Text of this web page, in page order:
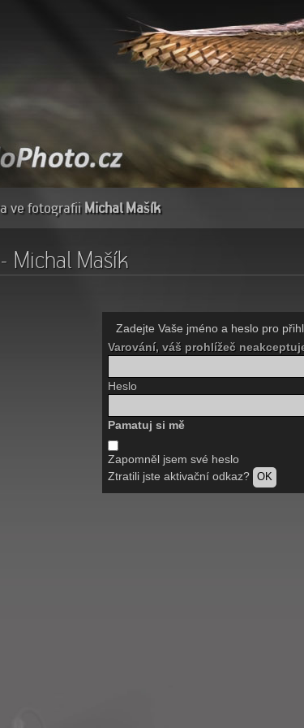
ve fotografiiMichal Mašík
Michal Mašík
Zadejte Vaše jméno a heslo pro
Varování, váš prohlížeč
Heslo
Pamatuj si mě
Zapomněl jsem své heslo
Ztratili jste aktivační odkaz?
OK